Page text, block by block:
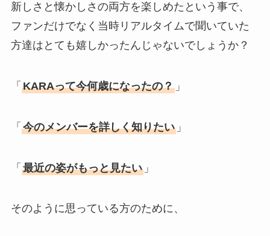
新しさと懐かしさの両方を楽しめたという事で、
ファンだけでなく当時リアルタイムで聞いていた
方達はとても嬉しかったんじゃないでしょうか？
「 KARAって今何歳になったの？」
「 今のメンバーを詳しく知りたい」
「 最近の姿がもっと見たい」
そのように思っている方のために、